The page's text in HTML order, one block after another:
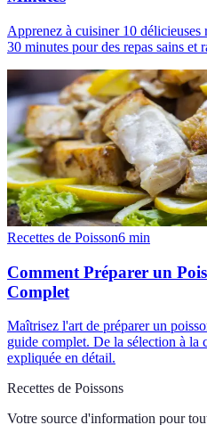
Apprenez à cuisiner 10 délicieuses
30 minutes pour des repas sains et
Recettes de Poisson6 min
Comment Préparer un
Complet
Maîtrisez l'art de préparer un
guide complet. De la sélection à la
expliquée en détail.
Recettes de Poissons
Votre source d'information pour